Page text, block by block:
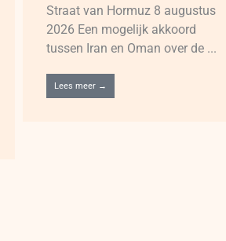
Straat van Hormuz 8 augustus
2026 Een mogelijk akkoord
tussen Iran en Oman over de ...
Lees meer →